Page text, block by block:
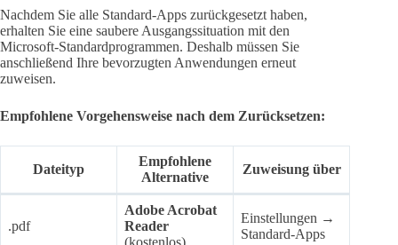
Nachdem Sie alle Standard-Apps zurückgesetzt haben,
erhalten Sie eine saubere Ausgangssituation mit den
Microsoft-Standardprogrammen. Deshalb müssen Sie
anschließend Ihre bevorzugten Anwendungen erneut
zuweisen.
Empfohlene Vorgehensweise nach dem Zurücksetzen:
Dateityp
Empfohlene
Alternative
Zuweisung über
.pdf
Adobe Acrobat
Reader
Einstellungen →
Standard-Apps